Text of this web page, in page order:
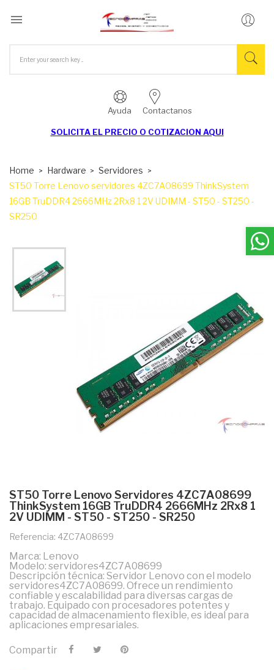

Ayuda Contactanos
SOLICITA EL PRECIO O COTIZACION AQUI
Home Hardware
Servidores
ST50 Torre Lenovo servidores 4ZC7A08699 ThinkSystem
16GB TruDDR4 2666MHz 2Rx8 1 2V UDIMM - ST50 - ST250 -
SR250
ST50 Torre Lenovo Servidores 4ZC7A08699
ThinkSystem 16GB TruDDR4 2666MHz 2Rx8 1
2V UDIMM - ST50 - ST250 - SR250
Referencia: 4ZC7A08699
Marca: Lenovo
Modelo: servidores4ZC7A08699
Descripción técnica: Servidor Lenovo con el modelo
servidores4ZC7A08699. Ofrece un rendimiento
confiable y escalabilidad para diversas cargas de
trabajo. Equipado con procesadores potentes y
capacidad de almacenamiento flexible, es ideal para
aplicaciones empresariales.
Compartir